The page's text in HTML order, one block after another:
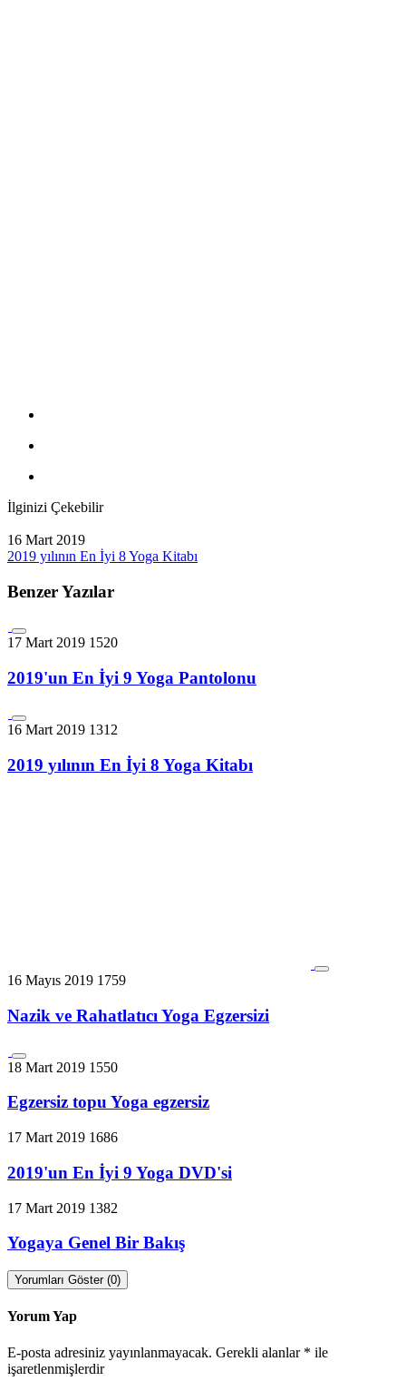
İlginizi Çekebilir
16 Mart 2019
2019 yılının En İyi 8 Yoga Kitabı
Benzer Yazılar
17 Mart 2019 1520
2019'un En İyi 9 Yoga Pantolonu
16 Mart 2019 1312
2019 yılının En İyi 8 Yoga Kitabı
16 Mayıs 2019 1759
Nazik ve Rahatlatıcı Yoga Egzersizi
18 Mart 2019 1550
Egzersiz topu Yoga egzersiz
17 Mart 2019 1686
2019'un En İyi 9 Yoga DVD'si
17 Mart 2019 1382
Yogaya Genel Bir Bakış
Yorumları Göster (0)
Yorum Yap
E-posta adresiniz yayınlanmayacak. Gerekli alanlar * ile
işaretlenmişlerdir